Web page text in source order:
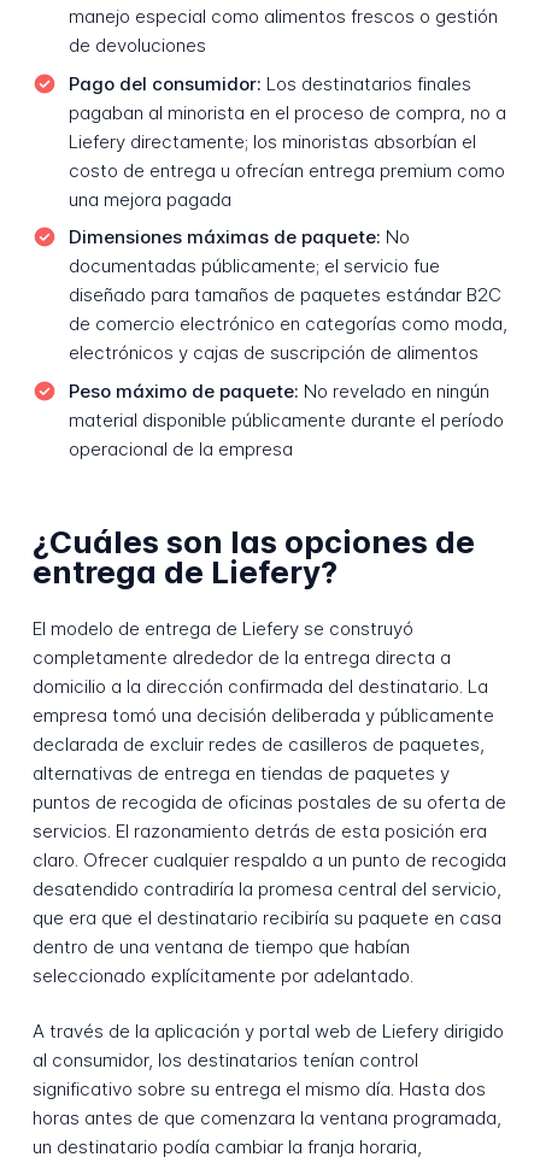
manejo especial como alimentos frescos o gestión
de devoluciones
Pago del consumidor: Los destinatarios finales
pagaban al minorista en el proceso de compra, no a
Liefery directamente; los minoristas absorbían el
costo de entrega u ofrecían entrega premium como
una mejora pagada
Dimensiones máximas de paquete: No
documentadas públicamente; el servicio fue
diseñado para tamaños de paquetes estándar B2C
de comercio electrónico en categorías como moda,
electrónicos y cajas de suscripción de alimentos
Peso máximo de paquete: No revelado en ningún
material disponible públicamente durante el período
operacional de la empresa
¿Cuáles son las opciones de
entrega de Liefery?
El modelo de entrega de Liefery se construyó
completamente alrededor de la entrega directa a
domicilio a la dirección confirmada del destinatario. La
empresa tomó una decisión deliberada y públicamente
declarada de excluir redes de casilleros de paquetes,
alternativas de entrega en tiendas de paquetes y
puntos de recogida de oficinas postales de su oferta de
servicios. El razonamiento detrás de esta posición era
claro. Ofrecer cualquier respaldo a un punto de recogida
desatendido contradiría la promesa central del servicio,
que era que el destinatario recibiría su paquete en casa
dentro de una ventana de tiempo que habían
seleccionado explícitamente por adelantado.
A través de la aplicación y portal web de Liefery dirigido
al consumidor, los destinatarios tenían control
significativo sobre su entrega el mismo día. Hasta dos
horas antes de que comenzara la ventana programada,
un destinatario podía cambiar la franja horaria,